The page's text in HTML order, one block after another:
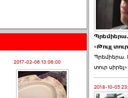
2017-02-06 13:06:00
«Թույլ
Պրեմիերա.
տուր սիրել»
2018-10-05